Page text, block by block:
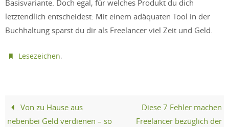
Basisvariante. Doch egal, für welches Produkt du dich
letztendlich entscheidest: Mit einem adäquaten Tool in der
Buchhaltung sparst du dir als Freelancer viel Zeit und Geld.
Lesezeichen.
Von zu Hause aus
nebenbei Geld verdienen – so
Diese 7 Fehler machen
Freelancer bezüglich der